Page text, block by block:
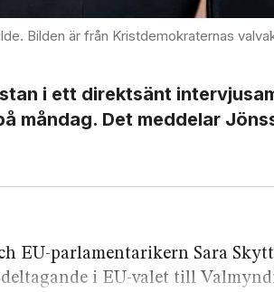
Bilden är från Kristdemokraternas
i ett direktsänt
måndag. Det meddelar
EU-parlamentarikern Sara
i EU-valet till